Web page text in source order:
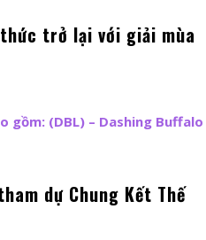
trở lại với giải mùa
Buffalo
dự Chung Kết Thế